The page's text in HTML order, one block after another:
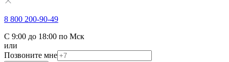
8 800 200-90-49
С 9:00 до 18:00 по Мск
или
Позвоните мне